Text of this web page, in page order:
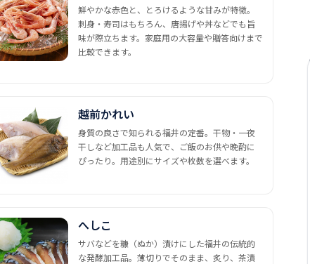
鮮やかな赤色と、とろけるような甘みが特徴。
刺身・寿司はもちろん、唐揚げや丼などでも旨
味が際立ちます。家庭用の大容量や贈答向けまで
比較できます。
越前かれい
身質の良さで知られる福井の定番。干物・一夜
干しなど加工品も人気で、ご飯のお供や晩酌に
ぴったり。用途別にサイズや枚数を選べます。
へしこ
サバなどを糠（ぬか）漬けにした福井の伝統的
な発酵加工品。薄切りでそのまま、炙り、茶漬